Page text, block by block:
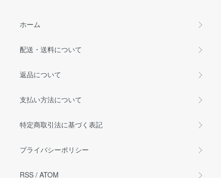
ホーム
配送・送料について
返品について
支払い方法について
特定商取引法に基づく表記
プライバシーポリシー
RSS / ATOM